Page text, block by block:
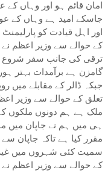
امان قائم ہو اور وہاں
جاسکے امید ہے وہاں کے
اور اہل قیادت کو
کے حوالے سے وزیر اعظم نے
ترقی کی جانب سفر شروع
گامزن ہے برآمدات بہتر
جبکہ ڈالر کے مقابلے میں
تعلق کے حوالے سے وزیر
ملک ہے ہم دونوں ملکوں
ہی میں ہم نے جاپان میں
مقرر کیا ہے تاکہ جاپان
سمیت کئی شہروں میں
کے حوالے سے وزیر اعظم